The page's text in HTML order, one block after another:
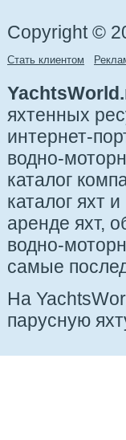
Copyright ©
Стать клиентом
яхтенных
интернет-
водно-
каталог
каталог яхт
аренде яхт,
водно-
самые
На
парусную